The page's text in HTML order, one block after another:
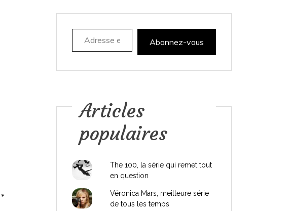
*
Adresse e-mail
Abonnez-vous
Articles
populaires
The 100, la série qui remet tout
en question
Véronica Mars, meilleure série
de tous les temps